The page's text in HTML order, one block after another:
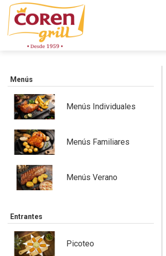
Menús
Menús Individuales
Menús Familiares
Menús Verano
Entrantes
Picoteo